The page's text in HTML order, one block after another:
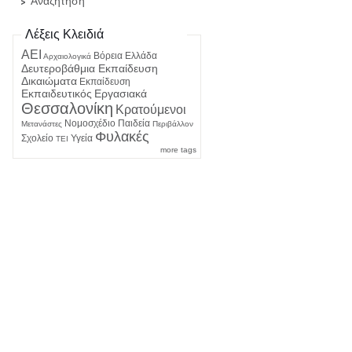
Λέξεις Κλειδιά
ΑΕΙ
Αρχαιολογικά Βόρεια Ελλάδα
Δευτεροβάθμια Εκπαίδευση
Δικαιώματα Εκπαίδευση
Εκπαιδευτικός Εργασιακά
Θεσσαλονίκη Κρατούμενοι
Μετανάστες Νομοσχέδιο Παιδεία Περιβάλλον
Σχολείο ΤΕΙ Υγεία Φυλακές
more tags